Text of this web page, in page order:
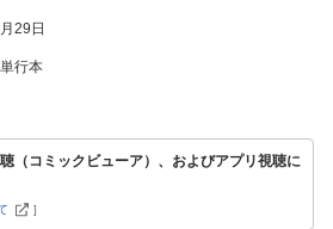
29日
単行本
（コミックビューア）、およびアプリ視聴に
]